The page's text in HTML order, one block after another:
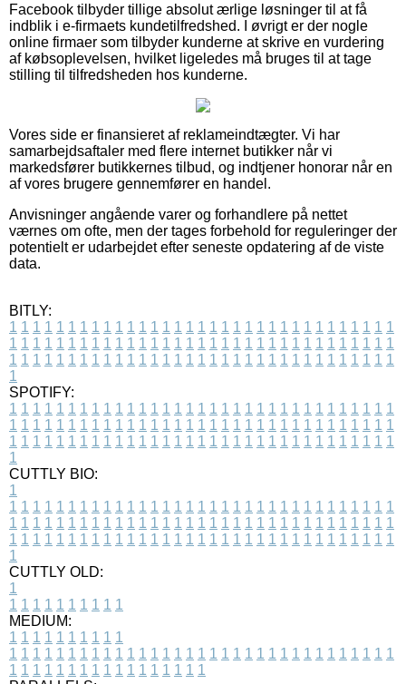
Facebook tilbyder tillige absolut ærlige løsninger til at få
indblik i e-firmaets kundetilfredshed. I øvrigt er der nogle
online firmaer som tilbyder kunderne at skrive en vurdering
af købsoplevelsen, hvilket ligeledes må bruges til at tage
stilling til tilfredsheden hos kunderne.
Vores side er finansieret af reklameindtægter. Vi har
samarbejdsaftaler med flere internet butikker når vi
markedsfører butikkernes tilbud, og indtjener honorar når en
af vores brugere gennemfører en handel.
Anvisninger angående varer og forhandlere på nettet
værnes om ofte, men der tages forbehold for reguleringer der
potentielt er udarbejdet efter seneste opdatering af de viste
data.
BITLY:
1 1 1 1 1 1 1 1 1 1 1 1 1 1 1 1 1 1 1 1 1 1 1 1 1 1 1 1 1 1 1 1 1
1 1 1 1 1 1 1 1 1 1 1 1 1 1 1 1 1 1 1 1 1 1 1 1 1 1 1 1 1 1 1 1 1
1 1 1 1 1 1 1 1 1 1 1 1 1 1 1 1 1 1 1 1 1 1 1 1 1 1 1 1 1 1 1 1 1
1
SPOTIFY:
1 1 1 1 1 1 1 1 1 1 1 1 1 1 1 1 1 1 1 1 1 1 1 1 1 1 1 1 1 1 1 1 1
1 1 1 1 1 1 1 1 1 1 1 1 1 1 1 1 1 1 1 1 1 1 1 1 1 1 1 1 1 1 1 1 1
1 1 1 1 1 1 1 1 1 1 1 1 1 1 1 1 1 1 1 1 1 1 1 1 1 1 1 1 1 1 1 1 1
1
CUTTLY BIO:
1
1 1 1 1 1 1 1 1 1 1 1 1 1 1 1 1 1 1 1 1 1 1 1 1 1 1 1 1 1 1 1 1 1
1 1 1 1 1 1 1 1 1 1 1 1 1 1 1 1 1 1 1 1 1 1 1 1 1 1 1 1 1 1 1 1 1
1 1 1 1 1 1 1 1 1 1 1 1 1 1 1 1 1 1 1 1 1 1 1 1 1 1 1 1 1 1 1 1 1
1
CUTTLY OLD:
1
1 1 1 1 1 1 1 1 1 1
MEDIUM:
1 1 1 1 1 1 1 1 1 1
1 1 1 1 1 1 1 1 1 1 1 1 1 1 1 1 1 1 1 1 1 1 1 1 1 1 1 1 1 1 1 1 1
1 1 1 1 1 1 1 1 1 1 1 1 1 1 1 1 1